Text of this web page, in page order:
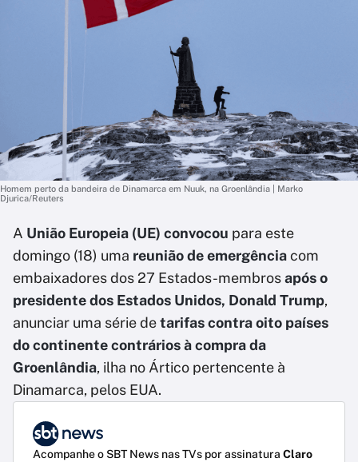
Homem perto da bandeira de Dinamarca em Nuuk, na Groenlândia | Marko
Djurica/Reuters
A União Europeia (UE) convocou para este
domingo (18) uma reunião de emergênciacom
embaixadores dos 27 Estados-membrosapós o
presidente dos Estados Unidos, Donald Trump,
anunciar uma série detarifas contra oito países
do continente contrários à compra da
Groenlândia, ilha no Ártico pertencente à
Dinamarca, pelos EUA.
Acompanhe o SBT News nas TVs por assinatura Claro